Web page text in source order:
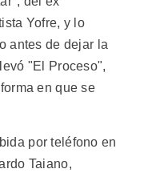
Yofre, y lo
antes de dejar la
"El Proceso",
en que se
por teléfono en
Taiano,